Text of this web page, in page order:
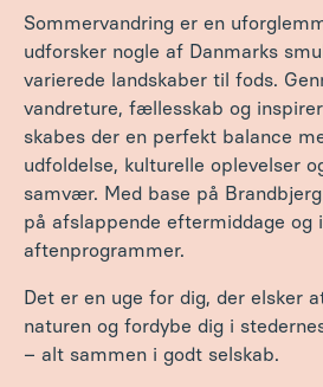
udfoldelse, kulturelle oplevelser
samvær. Med base på Brandbjerg
på afslappende eftermiddage og
aftenprogrammer.
Det er en uge for dig, der elsker
naturen og fordybe dig i
– alt sammen i godt selskab.
Tilmeld dig 2026